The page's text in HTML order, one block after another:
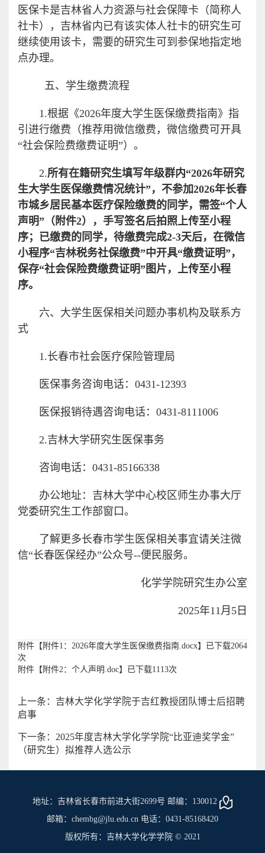
医保卡是吉林省人力资源与社会保障卡（简称人
社卡），吉林省内已有该实体人社卡的研究生可
继续使用该卡，需要的研究生可到参保地指定地
点办理。
五、学生缴费流程
1.根据《2026年度大学生医保缴费指南》指
引进行缴费（推荐用微信缴费，微信缴费可开具
“社会保险费缴费证明”）。
2.所有在籍研究生填写年级群内“2026年研究
生大学生医保缴费情况统计”，不参加2026年长春
市城乡居民基本医疗保险缴费的 同学，需签“个人
声明”（附件2），手写签名后拍照上传至小程
序；已缴费的 同学，待缴费完成2-3天后，在微信
小程序“吉林税务社保缴费”中开具“缴费证明”，
保存“社会保险费缴费证明”图片，上传至小程
序。
六、大学生医保相关问题办事机构及联系方
式
1.长春市社会医疗保险管理局
医保事务咨询电话：0431-12393
医保报销待遇咨询电话：0431-8111006
2.吉林大学研究生医保事务
咨询电话：0431-85166338
办公地址：吉林大学中心校区师生办事大厅
党委研究生工作部窗口。
了解更多长春市学生医保相关事宜请关注微
信“长春医保经办”公众号--便民服务。
化学学院研究生办公室
2025年11月5日
附件【 附件1：2026年度大学生医保缴费指南.docx】已下载2064
次
附件【 附件2：个人声明.doc】已下载1113次
上一条：吉林大学化学学院于吉红教授团队博士后招聘
启事
下一条：2025年度吉林大学化学学院“比亚迪奖学金”
（研究生）拟推荐人选公示
地址：吉林省长春市前进大街2699号 邮编：130012
邮箱：chembg@jlu.edu.cn 电话：0431-85168420
版权所有：吉林大学化学学院 © 2021